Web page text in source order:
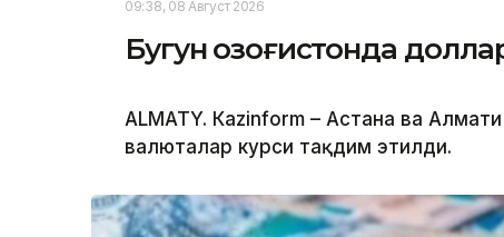
09:38, 08 Август 2026
Бугун Қозоғистонда
ALMATY. Кazinform – Астана ва
валюталар курси тақдим этилди.